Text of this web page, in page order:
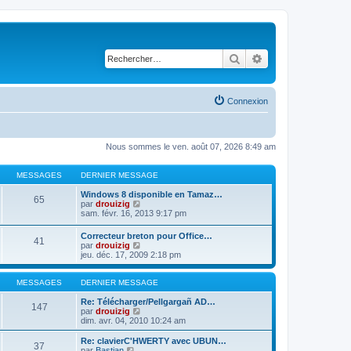
Rechercher
Connexion
Nous sommes le ven. août 07, 2026 8:49 am
MESSAGES DERNIER MESSAGE
65
Windows 8 disponible en Tamaz…
par drouizig
o
u
l
t
e
r
l
d
e
r
n
i
sam. févr. 16, 2013 9:17 pm
41
Correcteur breton pour Office…
par drouizig
o
n
s
u
l
t
r
l
e
jeu. déc. 17, 2009 2:18 pm
MESSAGES DERNIER MESSAGE
147
Re: Télécharger/Pellgargañ AD…
par drouizig
o
n
s
dim. avr. 04, 2010 10:24 am
37
Re: clavierC'HWERTY avec UBUN…